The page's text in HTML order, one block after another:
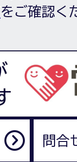
をご確認く
問合